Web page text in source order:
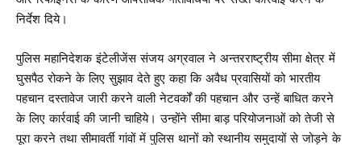
निर्देश दिये।
पुलिस महानिदेशक इंटेलीजेंस संजय अग्रवाल ने अन्तरराष्ट्रीय सीमा क्षेत्र में
घुसपैठ रोकने के लिए सुझाव देते हुए कहा कि अवैध प्रवासियों को भारतीय
पहचान दस्तावेज जारी करने वाली नेटवर्कों की पहचान और उन्हें बाधित करने
के लिए कार्रवाई की जानी चाहिये। उन्होंने सीमा बाड़ परियोजनाओं को तेजी से
पूरा करने तथा सीमावर्ती गांवों में पुलिस थानों को स्थानीय समुदायों से जोड़ने के